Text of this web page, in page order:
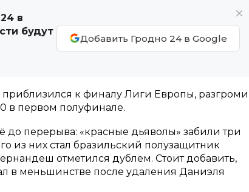
в
будут
Добавить Гродно 24 в Google
к финалу Лиги Европы,
в первом полуфинале.
перерыва: «красные дьяволы» забили три
из них стал бразильский полузащитник
отметился дублем. Стоит добавить,
в меньшинстве после удаления Даниэля